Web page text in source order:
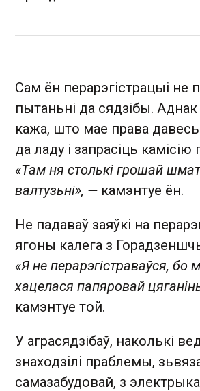
Сам ён перарэгістрацыі не
пытаньні да сядзібы.
кажа, што мае права
да ладу і запрасіць камісію
«Там ня столькі грошай
валтузьні», — камэнтуе ён.
Не падаваў заяўкі на
ягоны калега з
«Я не перарэгістраваўся, бо
хацелася папяровай
камэнтуе той.
У аграсядзібаў, наколькі
знаходзілі праблемы,
самазабудовай, з